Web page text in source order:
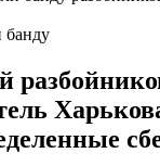
банду